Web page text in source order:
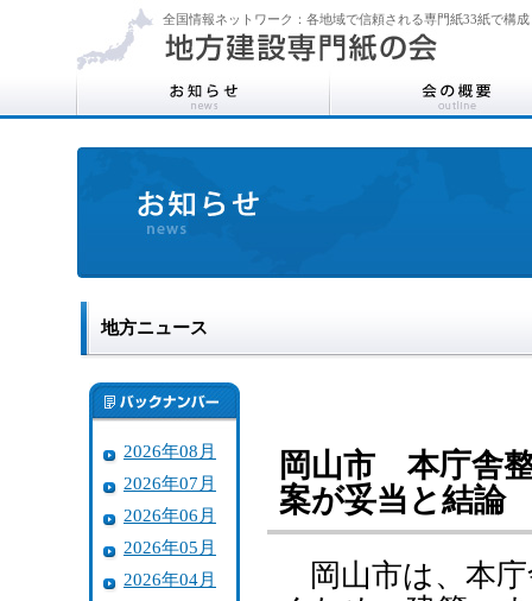
全国情報ネットワーク：各地域で信頼される専門紙33紙で構成
地方ニュース
2026年08月
2026年07月
2026年06月
2026年05月
2026年04月
岡山市 本庁舎
案が妥当と結論
岡山市は、本庁